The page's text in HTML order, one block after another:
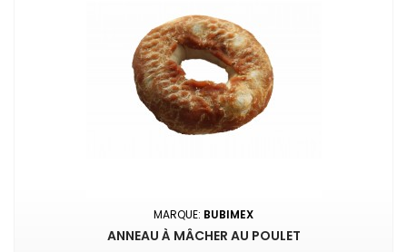
MARQUE: BUBIMEX
ANNEAU À MÂCHER AU POULET